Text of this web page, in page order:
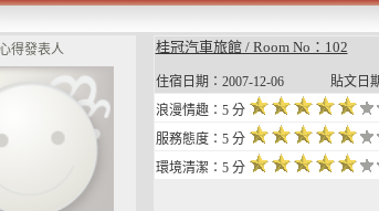
得發表人 桂冠汽車旅館 / Room No：102
住宿日期：2007-12-06 貼文日
浪漫情趣：5 分
服務態度：5 分
環境清潔：5 分